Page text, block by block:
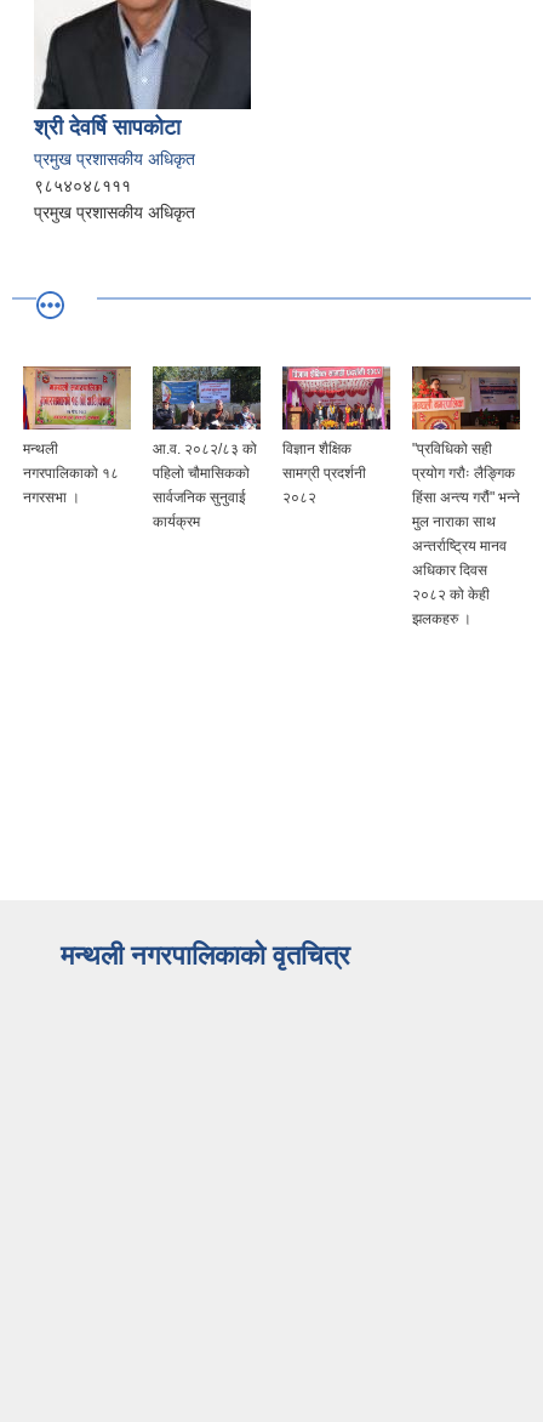
श्री देवर्षि सापकोटा
प्रमुख प्रशासकीय अधिकृत
९८५४०४८१११
प्रमुख प्रशासकीय अधिकृत
आ.व. २०८२/८३ को
पहिलो चौमासिकको
सार्वजनिक सुनुवाई
विज्ञान शैक्षिक
सामग्री प्रदर्शनी
२०८२
"प्रविधिको सही
प्रयोग गरौः लैङ्गिक
हिंसा अन्त्य गरौं" भन्ने
१७ औ नगर सभा
कार्यक्रम मिति
२०८२/०३/१६ गते
मन्थली नगरपालिकाको वृतचित्र